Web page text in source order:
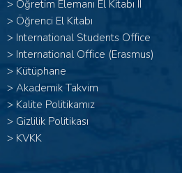
> Öğretim Elemanı El Kitabı II
> Öğrenci El Kitabı
> International Students Office
> International Office (Erasmus)
> Kütüphane
> Akademik Takvim
> Kalite Politikamız
> Gizlilik Politikası
> KVKK